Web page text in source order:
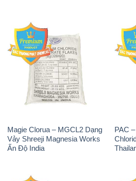
Magie Clorua – MGCL2 Dạng
Vảy Shreeji Magnesia Works
Ấn Độ India
PAC